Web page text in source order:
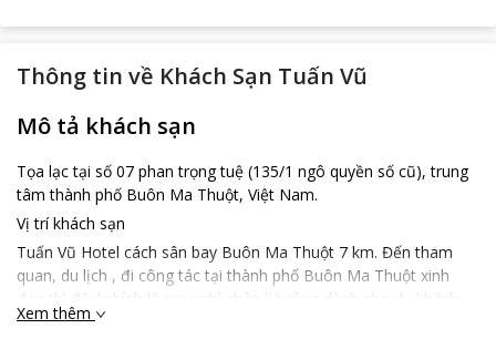
Thông tin về Khách Sạn Tuấn Vũ
Mô tả khách sạn
Tọa lạc tại số 07 phan trọng tuệ (135/1 ngô quyền số cũ), trung
tâm thành phố Buôn Ma Thuột, Việt Nam.
Vị trí khách sạn
Tuấn Vũ Hotel cách sân bay Buôn Ma Thuột 7 km. Đến tham
quan, du lịch , đi công tác tại thành phố Buôn Ma Thuột xinh
đẹp thì đâyl chính là nơi nghỉ chân lí tưởng dành cho du khách.
Đặc điểm khách sạn
Xem thêm